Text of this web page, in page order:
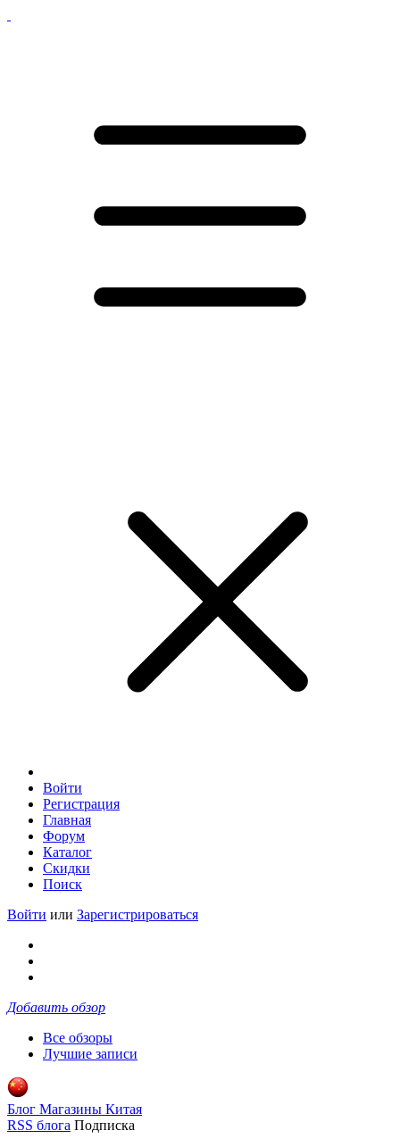
Войти
Регистрация
Главная
Форум
Каталог
Скидки
Поиск
Войти или Зарегистрироваться
Добавить обзор
Все обзоры
Лучшие записи
Блог Магазины Китая
RSS блога Подписка